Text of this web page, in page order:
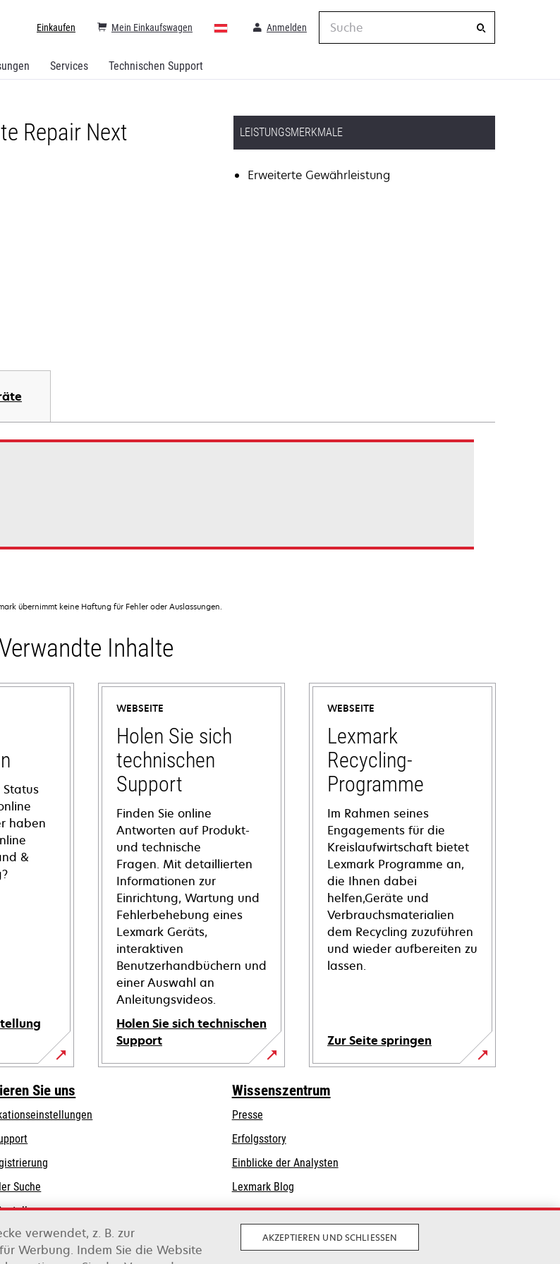
Services Technischen Support
Einkaufen Anmelden
Mein Einkaufswagen
Suche
Repair Next
LEISTUNGSMERKMALE
Erweiterte Gewährleistung
übernimmt keine Haftung für Fehler oder Auslassungen.
Verwandte Inhalte
Status
haben
&
WEBSEITE
Holen Sie sich
technischen
Support
Finden Sie online
Antworten auf Produkt-
und technische
Fragen. Mit detaillierten
Informationen zur
Einrichtung, Wartung und
Fehlerbehebung eines
Lexmark Geräts,
interaktiven
Benutzerhandbüchern und
einer Auswahl an
Anleitungsvideos.
Holen Sie sich technischen
Support
wird
WEBSEITE
Lexmark
Recycling-
Programme
Im Rahmen seines
Engagements für die
Kreislaufwirtschaft bietet
Lexmark Programme an,
die Ihnen dabei
helfen,Geräte und
Verbrauchsmaterialien
dem Recycling zuzuführen
und wieder aufbereiten zu
lassen.
Zur Seite springen
Sie uns
wird
einer
neuen
Registerkarte
Suche
Wissenszentrum
Presse
Erfolgsstory
Einblicke der Analysten
Lexmark Blog
verwendet, z. B. zur
Werbung. Indem Sie die Website
AKZEPTIEREN UND SCHLIESSEN